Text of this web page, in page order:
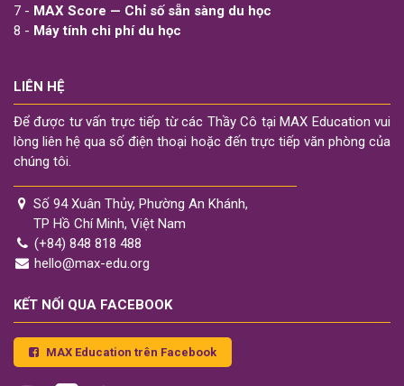
7 - MAX Score — Chỉ số sẵn sàng du học
8 - Máy tính chi phí du học
LIÊN HỆ
Để được tư vấn trực tiếp từ các Thầy Cô tại MAX Education vui
lòng liên hệ qua số điện thoại hoặc đến trực tiếp văn phòng của
chúng tôi.
Số 94 Xuân Thủy, Phường An Khánh,
TP Hồ Chí Minh, Việt Nam
(+84) 848 818 488
hello@max-edu.org
KẾT NỐI QUA FACEBOOK
MAX Education trên Facebook